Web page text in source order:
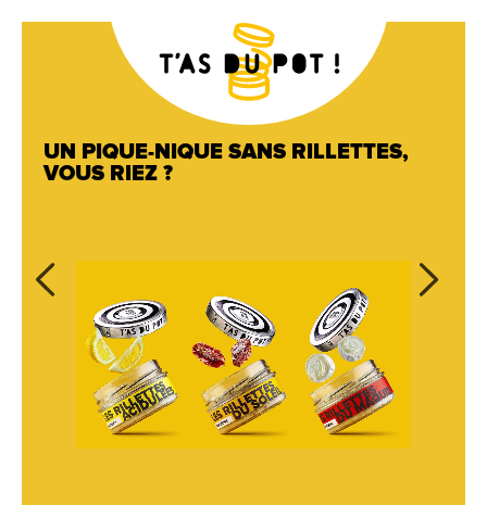
UN PIQUE-NIQUE SANS RILLETTES,
VOUS RIEZ ?